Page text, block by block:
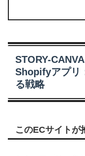
STORY-
Shopifyアプリ
る戦略
このECサイトが